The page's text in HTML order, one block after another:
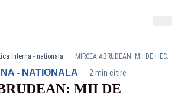
Interna - nationala MIRCEA ABRUDEAN: MII DE HECTARE DE RĂȘINOASE SUNT ATACATE DE GÂNDACUL DE SCOARȚĂ; MASA LEMNOASĂ INFESTATĂ TREBUIE EXTRASĂ
- NATIONALA· 2 min citire
MII DE